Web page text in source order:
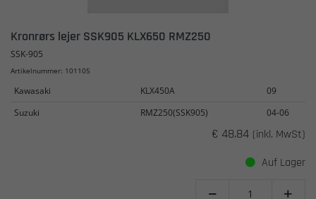
Kronrørs lejer SSK905 KLX650 RMZ250
SSK-905
Artikelnummer: 101105
Kawasaki KLX450A
09
Suzuki
RMZ250(SSK905) 04-06
€ 48.84 (inkl. MwSt)
Auf Lager
 